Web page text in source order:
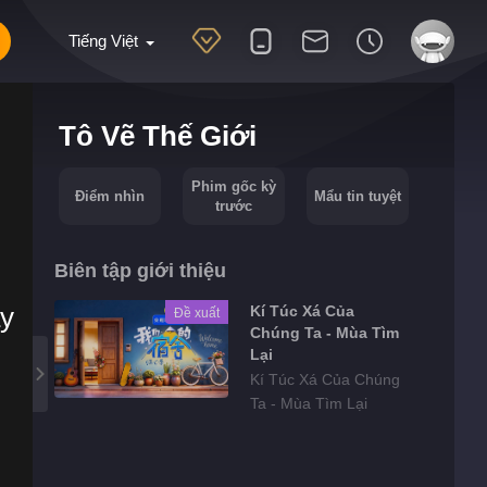
Tiếng Việt
Tô Vẽ Thế Giới
Điểm nhìn
Phim gốc kỳ
trước
Mẩu tin tuyệt
Biên tập giới thiệu
Đề xuất
Kí Túc Xá Của
Chúng Ta - Mùa Tìm
Lại
Kí Túc Xá Của Chúng
Ta - Mùa Tìm Lại